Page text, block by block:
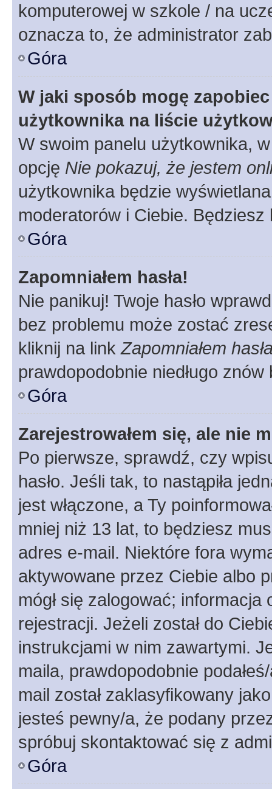
komputerowej w szkole / na
oznacza to, że administrator
Góra
W jaki sposób mogę
użytkownika na liście
W swoim panelu użytkownika,
opcję Nie pokazuj, że jestem
użytkownika będzie
moderatorów i Ciebie.
Góra
Zapomniałem hasła!
Nie panikuj! Twoje hasło
bez problemu może zostać
kliknij na linkZapomniałem
prawdopodobnie niedługo
Góra
Zarejestrowałem się, ale nie
Po pierwsze, sprawdź, czy
hasło. Jeśli tak, to nastąpiła
jest włączone, a Ty
mniej niż 13 lat, to będziesz
adres e-mail. Niektóre fora
aktywowane przez Ciebie albo
mógł się zalogować;
rejestracji. Jeżeli został do
instrukcjami w nim zawartymi.
maila, prawdopodobnie
mail został zaklasyfikowany
jesteś pewny/a, że podany
spróbuj skontaktować się z
Góra